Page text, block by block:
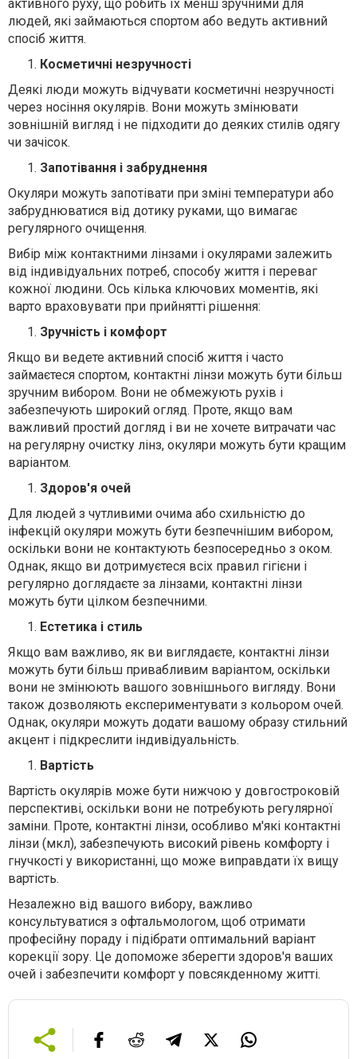
активного руху, що робить їх менш зручними для
людей, які займаються спортом або ведуть активний
спосіб життя.
Косметичні незручності
Деякі люди можуть відчувати косметичні незручності
через носіння окулярів. Вони можуть змінювати
зовнішній вигляд і не підходити до деяких стилів одягу
чи зачісок.
Запотівання і забруднення
Окуляри можуть запотівати при зміні температури або
забруднюватися від дотику руками, що вимагає
регулярного очищення.
Вибір між контактними лінзами і окулярами залежить
від індивідуальних потреб, способу життя і переваг
кожної людини. Ось кілька ключових моментів, які
варто враховувати при прийнятті рішення:
Зручність і комфорт
Якщо ви ведете активний спосіб життя і часто
займаєтеся спортом, контактні лінзи можуть бути більш
зручним вибором. Вони не обмежують рухів і
забезпечують широкий огляд. Проте, якщо вам
важливий простий догляд і ви не хочете витрачати час
на регулярну очистку лінз, окуляри можуть бути кращим
варіантом.
Здоров'я очей
Для людей з чутливими очима або схильністю до
інфекцій окуляри можуть бути безпечнішим вибором,
оскільки вони не контактують безпосередньо з оком.
Однак, якщо ви дотримуєтеся всіх правил гігієни і
регулярно доглядаєте за лінзами, контактні лінзи
можуть бути цілком безпечними.
Естетика і стиль
Якщо вам важливо, як ви виглядаєте, контактні лінзи
можуть бути більш привабливим варіантом, оскільки
вони не змінюють вашого зовнішнього вигляду. Вони
також дозволяють експериментувати з кольором очей.
Однак, окуляри можуть додати вашому образу стильний
акцент і підкреслити індивідуальність.
Вартість
Вартість окулярів може бути нижчою у довгостроковій
перспективі, оскільки вони не потребують регулярної
заміни. Проте, контактні лінзи, особливо м'які контактні
лінзи (мкл), забезпечують високий рівень комфорту і
гнучкості у використанні, що може виправдати їх вищу
вартість.
Незалежно від вашого вибору, важливо
консультуватися з офтальмологом, щоб отримати
професійну пораду і підібрати оптимальний варіант
корекції зору. Це допоможе зберегти здоров'я ваших
очей і забезпечити комфорт у повсякденному житті.